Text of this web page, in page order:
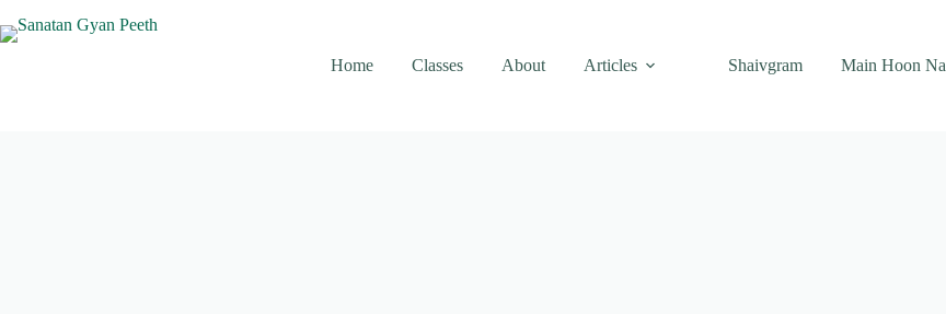
to
content
Home
Classes About Articles Shaivgram Main Hoon Na